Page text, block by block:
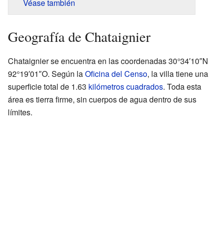
Véase también
Geografía de Chataignier
Chataignier se encuentra en las coordenadas 30°34′10″N
92°19′01″O. Según laOficina del Censo, la villa tiene una
superficie total de 1.63 kilómetros cuadrados. Toda esta
área es tierra firme, sin cuerpos de agua dentro de sus
límites.